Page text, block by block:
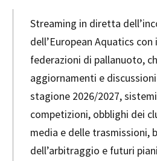
Streaming in diretta
dell’European Aquatics con
federazioni di pallanuoto,
aggiornamenti e
stagione 2026/2027,
competizioni, obblighi dei
media e delle trasmissioni,
dell’arbitraggio e futuri